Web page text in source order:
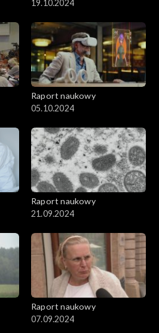
19.10.2024
Raport naukowy
05.10.2024
Raport naukowy
21.09.2024
Raport naukowy
07.09.2024